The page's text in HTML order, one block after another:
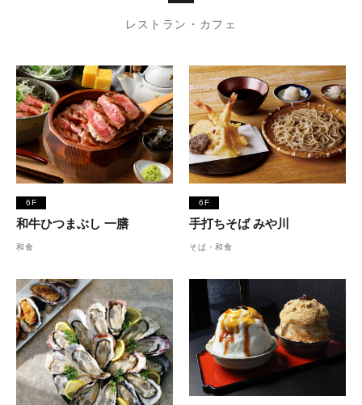
レストラン・カフェ
6F
和牛ひつまぶし 一膳
和食
6F
手打ちそば みや川
そば・和食